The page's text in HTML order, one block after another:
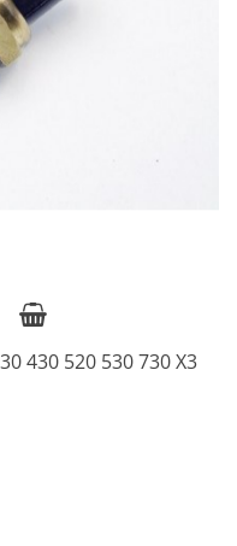
430 520 530 730 X3